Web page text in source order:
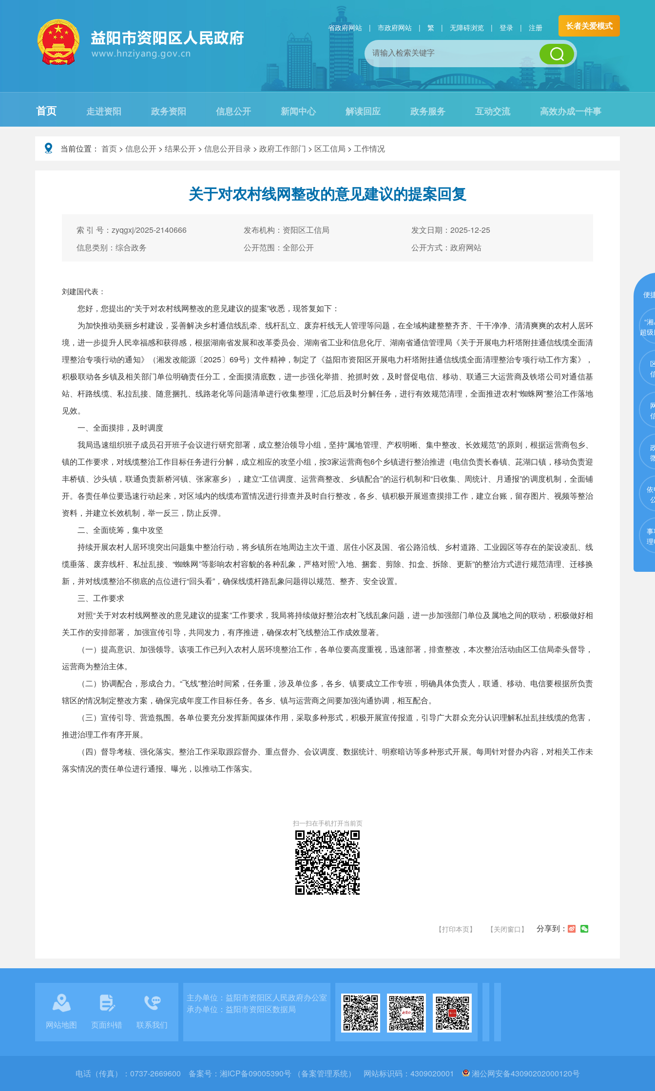
省政府网站 | 市政府网站 | 繁 | 无障碍浏览 | 登录 | 注册 长者关爱模式
首页 走进资阳 政务资阳 信息公开 新闻中心 解读回应 政务服务 互动交流 高效办成一件事
当前位置： 首页 > 信息公开 > 结果公开 > 信息公开目录 > 政府工作部门 > 区工信局 > 工作情况
关于对农村线网整改的意见建议的提案回复
索 引 号：zyqgxj/2025-2140666 发布机构：资阳区工信局
发文日期：2025-12-25
信息类别：综合政务
公开范围：全部公开 公开方式：政府网站
刘建国代表：
您好，您提出的“关于对农村线网整改的意见建议的提案”收悉，现答复如下：
为加快推动美丽乡村建设，妥善解决乡村通信线乱牵、线杆乱立、废弃杆线无人管理等问题，在全域构建整整齐齐、干干净净、清清爽爽的农村人居环
境，进一步提升人民幸福感和获得感，根据湖南省发展和改革委员会、湖南省工业和信息化厅、湖南省通信管理局《关于开展电力杆塔附挂通信线缆全面清
理整治专项行动的通知》（湘发改能源〔2025〕69号）文件精神，制定了《益阳市资阳区开展电力杆塔附挂通信线缆全面清理整治专项行动工作方案》，
积极联动各乡镇及相关部门单位明确责任分工，全面摸清底数，进一步强化举措、抢抓时效，及时督促电信、移动、联通三大运营商及铁塔公司对通信基
站、杆路线缆、私拉乱接、随意捆扎、线路老化等问题清单进行收集整理，汇总后及时分解任务，进行有效规范清理，全面推进农村“蜘蛛网”整治工作落地
见效。
一、全面摸排，及时调度
我局迅速组织班子成员召开班子会议进行研究部署，成立整治领导小组，坚持“属地管理、产权明晰、集中整改、长效规范”的原则，根据运营商包乡、
镇的工作要求，对线缆整治工作目标任务进行分解，成立相应的攻坚小组，按3家运营商包6个乡镇进行整治推进（电信负责长春镇、茈湖口镇，移动负责迎
丰桥镇、沙头镇，联通负责新桥河镇、张家塞乡），建立“工信调度、运营商整改、乡镇配合”的运行机制和“日收集、周统计、月通报”的调度机制，全面铺
开。各责任单位要迅速行动起来，对区域内的线缆布置情况进行排查并及时自行整改，各乡、镇积极开展巡查摸排工作，建立台账，留存图片、视频等整治
资料，并建立长效机制，举一反三，防止反弹。
二、全面统筹，集中攻坚
持续开展农村人居环境突出问题集中整治行动，将乡镇所在地周边主次干道、居住小区及国、省公路沿线、乡村道路、工业园区等存在的架设凌乱、线
缆垂落、废弃线杆、私扯乱接、“蜘蛛网”等影响农村容貌的各种乱象，严格对照“入地、捆套、剪除、扣盒、拆除、更新”的整治方式进行规范清理、迁移换
新，并对线缆整治不彻底的点位进行“回头看”，确保线缆杆路乱象问题得以规范、整齐、安全设置。
三、工作要求
对照“关于对农村线网整改的意见建议的提案”工作要求，我局将持续做好整治农村飞线乱象问题，进一步加强部门单位及属地之间的联动，积极做好相
关工作的安排部署， 加强宣传引导，共同发力，有序推进，确保农村飞线整治工作成效显著。
（一）提高意识、加强领导。该项工作已列入农村人居环境整治工作，各单位要高度重视，迅速部署，排查整改，本次整治活动由区工信局牵头督导，
运营商为整治主体。
（二）协调配合，形成合力。“飞线”整治时间紧，任务重，涉及单位多，各乡、镇要成立工作专班，明确具体负责人，联通、移动、电信要根据所负责
辖区的情况制定整改方案，确保完成年度工作目标任务。各乡、镇与运营商之间要加强沟通协调，相互配合。
（三）宣传引导、营造氛围。各单位要充分发挥新闻媒体作用，采取多种形式，积极开展宣传报道，引导广大群众充分认识理解私扯乱挂线缆的危害，
推进治理工作有序开展。
（四）督导考核、强化落实。整治工作采取跟踪督办、重点督办、会议调度、数据统计、明察暗访等多种形式开展。每周针对督办内容，对相关工作未
落实情况的责任单位进行通报、曝光，以推动工作落实。
扫一扫在手机打开当前页
【打印本页】 【关闭窗口】 分享到：
便
“
超
网站地图 页面纠错 联系我们
主办单位：益阳市资阳区人民政府办公室
承办单位：益阳市资阳区数据局
电话（传真）：0737-2669600 备案号： 湘ICP备09005390号 （备案管理系统） 网站标识码：4309020001 湘公网安备43090202000120号